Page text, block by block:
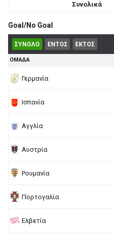
Συνολικά
Goal/No Goal
ΣΥΝΟΛΟ ΕΝΤΟΣ ΕΚΤΟΣ
ΟΜΑΔΑ
Γερμανία
Ισπανία
Αγγλία
Αυστρία
Ρουμανία
Πορτογαλία
Ελβετία